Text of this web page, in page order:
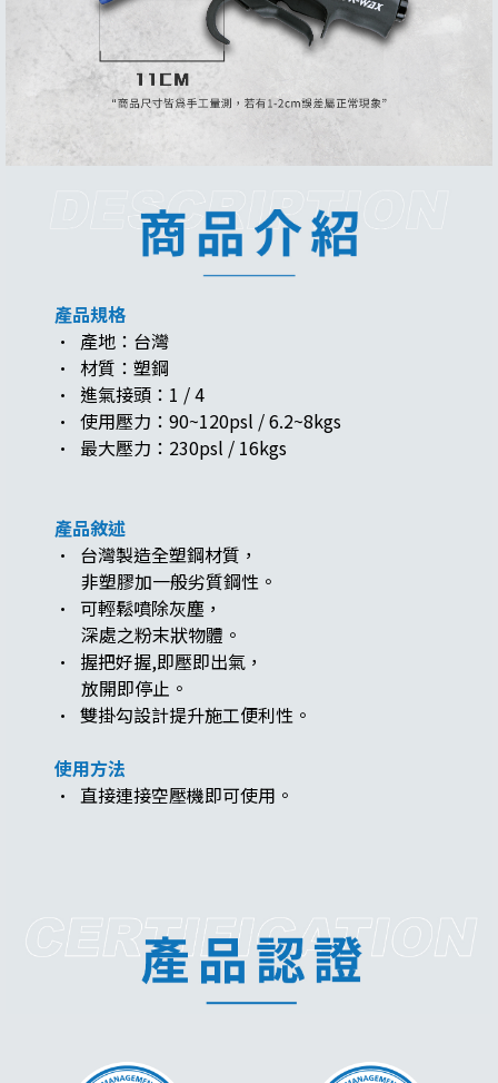
產品規格
· 產地：台灣
· 材質：塑鋼
· 進氣接頭：1 / 4
· 使用壓力：90~120psl / 6.2~8kgs
· 最大壓力：230psl / 16kgs
產品敘述
· 台灣製造全塑鋼材質，
非塑膠加一般劣質鋼性。
· 可輕鬆噴除灰塵，
深處之粉末狀物體。
· 握把好握,即壓即出氣，
放開即停止。
· 雙掛勾設計提升施工便利性。
使用方法
· 直接連接空壓機即可使用。